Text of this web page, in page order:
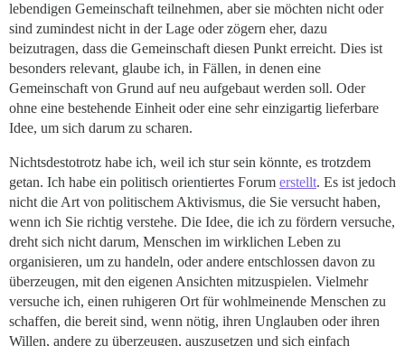
lebendigen Gemeinschaft teilnehmen, aber sie möchten nicht oder
sind zumindest nicht in der Lage oder zögern eher, dazu
beizutragen, dass die Gemeinschaft diesen Punkt erreicht. Dies ist
besonders relevant, glaube ich, in Fällen, in denen eine
Gemeinschaft von Grund auf neu aufgebaut werden soll. Oder
ohne eine bestehende Einheit oder eine sehr einzigartig lieferbare
Idee, um sich darum zu scharen.
Nichtsdestotrotz habe ich, weil ich stur sein könnte, es trotzdem
getan. Ich habe ein politisch orientiertes Forum erstellt. Es ist jedoch
nicht die Art von politischem Aktivismus, die Sie versucht haben,
wenn ich Sie richtig verstehe. Die Idee, die ich zu fördern versuche,
dreht sich nicht darum, Menschen im wirklichen Leben zu
organisieren, um zu handeln, oder andere entschlossen davon zu
überzeugen, mit den eigenen Ansichten mitzuspielen. Vielmehr
versuche ich, einen ruhigeren Ort für wohlmeinende Menschen zu
schaffen, die bereit sind, wenn nötig, ihren Unglauben oder ihren
Willen, andere zu überzeugen, auszusetzen und sich einfach